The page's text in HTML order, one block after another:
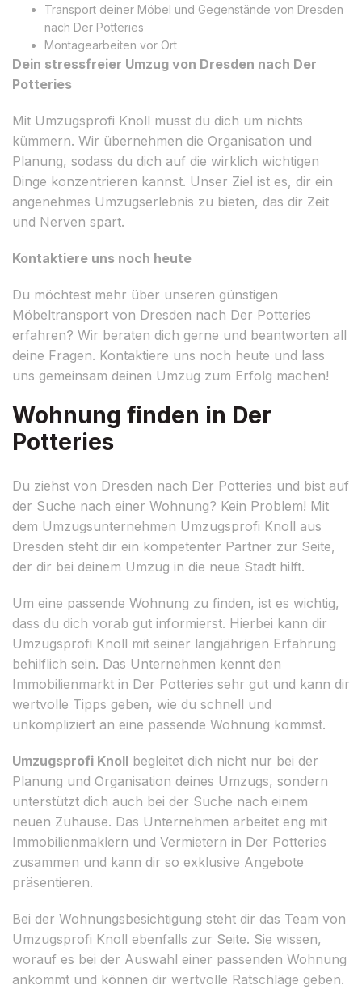
Transport deiner Möbel und Gegenstände von Dresden
nach Der Potteries
Montagearbeiten vor Ort
Dein stressfreier Umzug von Dresden nach Der
Potteries
Mit Umzugsprofi Knoll musst du dich um nichts
kümmern. Wir übernehmen die Organisation und
Planung, sodass du dich auf die wirklich wichtigen
Dinge konzentrieren kannst. Unser Ziel ist es, dir ein
angenehmes Umzugserlebnis zu bieten, das dir Zeit
und Nerven spart.
Kontaktiere uns noch heute
Du möchtest mehr über unseren günstigen
Möbeltransport von Dresden nach Der Potteries
erfahren? Wir beraten dich gerne und beantworten all
deine Fragen. Kontaktiere uns noch heute und lass
uns gemeinsam deinen Umzug zum Erfolg machen!
Wohnung finden in Der
Potteries
Du ziehst von Dresden nach Der Potteries und bist auf
der Suche nach einer Wohnung? Kein Problem! Mit
dem Umzugsunternehmen Umzugsprofi Knoll aus
Dresden steht dir ein kompetenter Partner zur Seite,
der dir bei deinem Umzug in die neue Stadt hilft.
Um eine passende Wohnung zu finden, ist es wichtig,
dass du dich vorab gut informierst. Hierbei kann dir
Umzugsprofi Knoll mit seiner langjährigen Erfahrung
behilflich sein. Das Unternehmen kennt den
Immobilienmarkt in Der Potteries sehr gut und kann dir
wertvolle Tipps geben, wie du schnell und
unkompliziert an eine passende Wohnung kommst.
Umzugsprofi Knoll begleitet dich nicht nur bei der
Planung und Organisation deines Umzugs, sondern
unterstützt dich auch bei der Suche nach einem
neuen Zuhause. Das Unternehmen arbeitet eng mit
Immobilienmaklern und Vermietern in Der Potteries
zusammen und kann dir so exklusive Angebote
präsentieren.
Bei der Wohnungsbesichtigung steht dir das Team von
Umzugsprofi Knoll ebenfalls zur Seite. Sie wissen,
worauf es bei der Auswahl einer passenden Wohnung
ankommt und können dir wertvolle Ratschläge geben.